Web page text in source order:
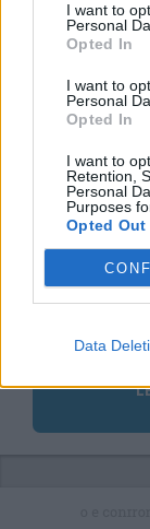
I want to
Personal
Opted In
I want to
Personal
Opted In
I want to
Retention,
Personal
Purposes
Opted Out
Data
Noi della
l'informazione
sempre in